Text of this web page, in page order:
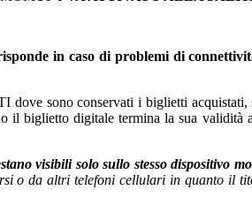
in caso di problemi di
sono conservati i biglietti
il biglietto digitale termina la sua
visibili solo sullo stesso dispositivo
o da altri telefoni cellulari in quanto il